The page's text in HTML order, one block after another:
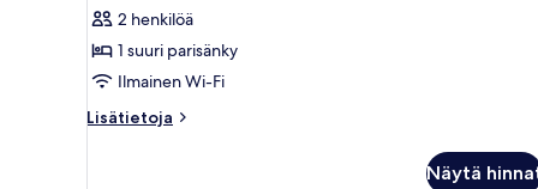
1
suuri
parisänky,
kuvat
2 henkilöä
1 suuri parisänky
Ilmainen Wi-Fi
Lisätietoja
Lisätietoja
Näytä